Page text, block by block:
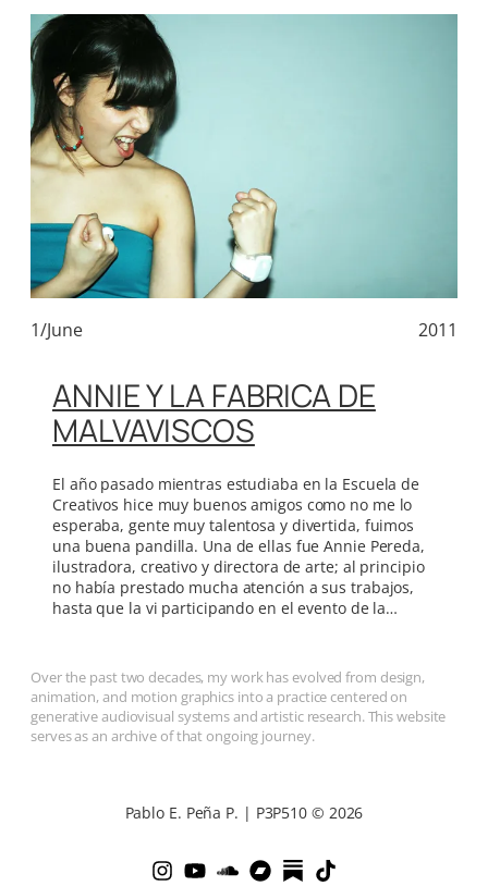
1/June 2011
ANNIE Y LA FABRICA DE
MALVAVISCOS
El año pasado mientras estudiaba en la Escuela de
Creativos hice muy buenos amigos como no me lo
esperaba, gente muy talentosa y divertida, fuimos
una buena pandilla. Una de ellas fue Annie Pereda,
ilustradora, creativo y directora de arte; al principio
no había prestado mucha atención a sus trabajos,
hasta que la vi participando en el evento de la…
Over the past two decades, my work has evolved from design,
animation, and motion graphics into a practice centered on
generative audiovisual systems and artistic research. This website
serves as an archive of that ongoing journey.
Pablo E. Peña P. | P3P510 © 2026